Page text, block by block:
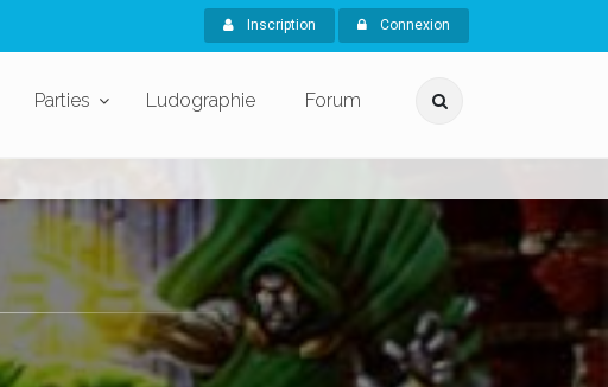
Inscription Connexion
Parties Ludographie Forum